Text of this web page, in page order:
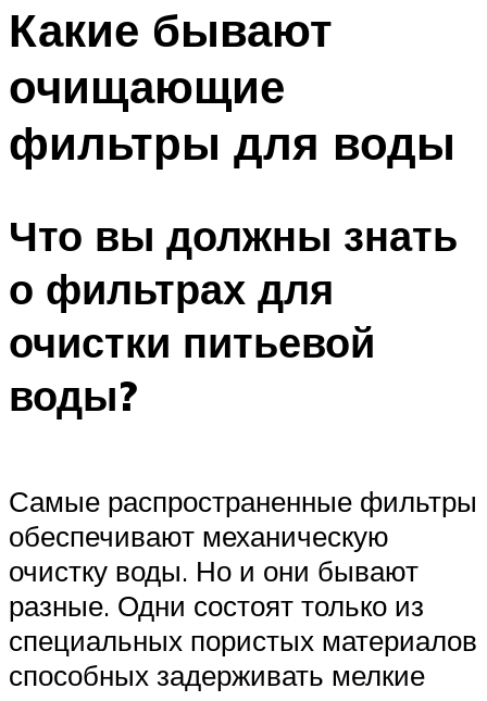
Меню
Какие бывают
очищающие
фильтры для воды
Что вы должны знать
о фильтрах для
очистки питьевой
воды?
Самые распространенные фильтры
обеспечивают механическую
очистку воды. Но и они бывают
разные. Одни состоят только из
специальных пористых материалов
способных задерживать мелкие